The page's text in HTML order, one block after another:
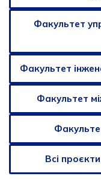
Факультет
Факультет
Факультет
Всі